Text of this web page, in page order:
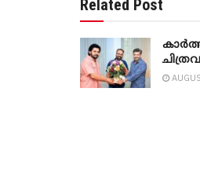
Related Post